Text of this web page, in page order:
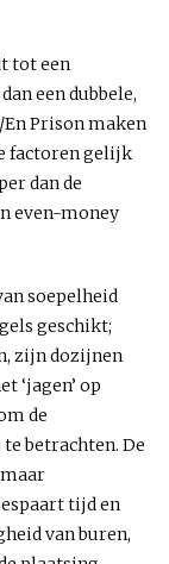
tot een
een dubbele,
En Prison maken
factoren gelijk
dan de
even-money
soepelheid
geschikt;
zijn dozijnen
‘jagen’ op
de
betrachten. De
tijd en
van buren,